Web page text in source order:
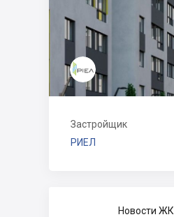
Застройщик
РИЕЛ
Новости ЖК